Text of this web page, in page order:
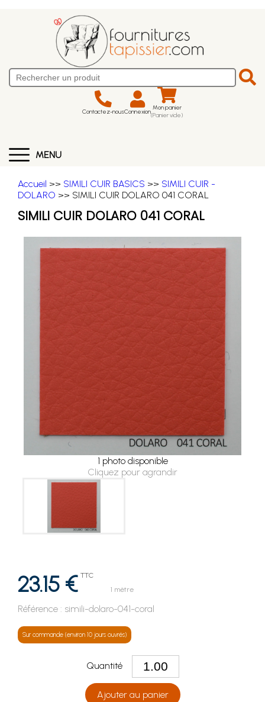
Contactez-nousConnexion Mon panier
(Panier vide)
MENU
Accueil >> SIMILI CUIR BASICS >> SIMILI CUIR -
DOLARO >> SIMILI CUIR DOLARO 041 CORAL
SIMILI CUIR DOLARO 041 CORAL
1 photo disponible
Cliquez pour agrandir
23.15 € TTC
1 mètre
Référence : simili-dolaro-041-coral
Sur commande (environ 10 jours ouvrés)
Quantité
Ajouter au panier